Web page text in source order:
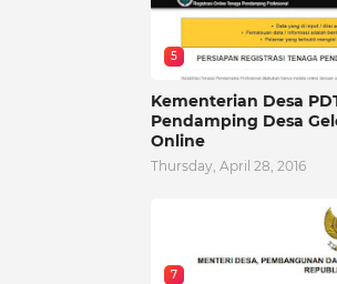
5
Kementerian Desa
Pendamping Desa
Online
Thursday, April 28, 2016
7